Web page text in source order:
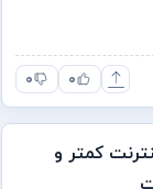
۰ ۰
کمتر و